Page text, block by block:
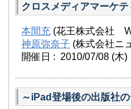
クロスメディアマーケ
本間充 (花王株式会社
神原弥奈子 (株式会社ニ
開催日 : 2010/07/08 (木)
～iPad登場後の出版社